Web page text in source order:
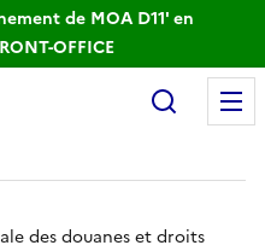
de MOA D11' en
OFFICE
des douanes et droits